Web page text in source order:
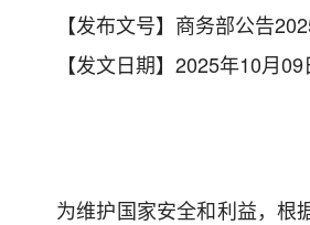
【发布文号】商务部公告
【发文日期】2025年10月09
为维护国家安全和利益，根